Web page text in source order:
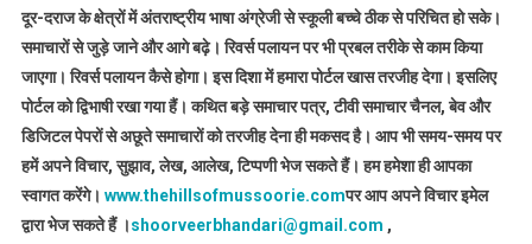
दूर-दराज के क्षेत्रों में अंतराष्ट्रीय भाषा अंग्रेजी से स्कूली बच्चे ठीक से परिचित हो सके।
समाचारों से जुड़े जाने और आगे बढ़े। रिवर्स पलायन पर भी प्रबल तरीके से काम किया
जाएगा। रिवर्स पलायन कैसे होगा। इस दिशा में हमारा पोर्टल खास तरजीह देगा। इसलिए
पोर्टल को द्विभाषी रखा गया हैं। कथित बड़े समाचार पत्र, टीवी समाचार चैनल, बेव और
डिजिटल पेपरों से अछूते समाचारों को तरजीह देना ही मकसद है। आप भी समय-समय पर
हमें अपने विचार, सुझाव, लेख, आलेख, टिप्पणी भेज सकते हैं। हम हमेशा ही आपका
स्वागत करेंगे। www.thehillsofmussoorie.comपर आप अपने विचार इमेल
द्वारा भेज सकते हैं ।shoorveerbhandari@gmail.com ,